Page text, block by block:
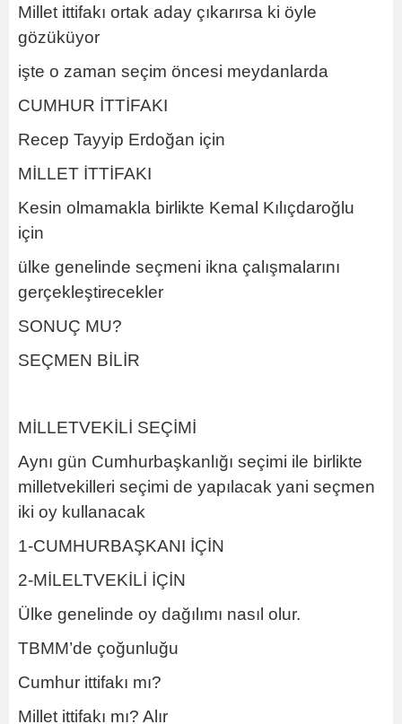
Millet ittifakı ortak aday çıkarırsa ki öyle
gözüküyor
işte o zaman seçim öncesi meydanlarda
CUMHUR İTTİFAKI
Recep Tayyip Erdoğan için
MİLLET İTTİFAKI
Kesin olmamakla birlikte Kemal Kılıçdaroğlu
için
ülke genelinde seçmeni ikna çalışmalarını
gerçekleştirecekler
SONUÇ MU?
SEÇMEN BİLİR
MİLLETVEKİLİ SEÇİMİ
Aynı gün Cumhurbaşkanlığı seçimi ile birlikte
milletvekilleri seçimi de yapılacak yani seçmen
iki oy kullanacak
1-CUMHURBAŞKANI İÇİN
2-MİLELTVEKİLİ İÇİN
Ülke genelinde oy dağılımı nasıl olur.
TBMM’de çoğunluğu
Cumhur ittifakı mı?
Millet ittifakı mı? Alır